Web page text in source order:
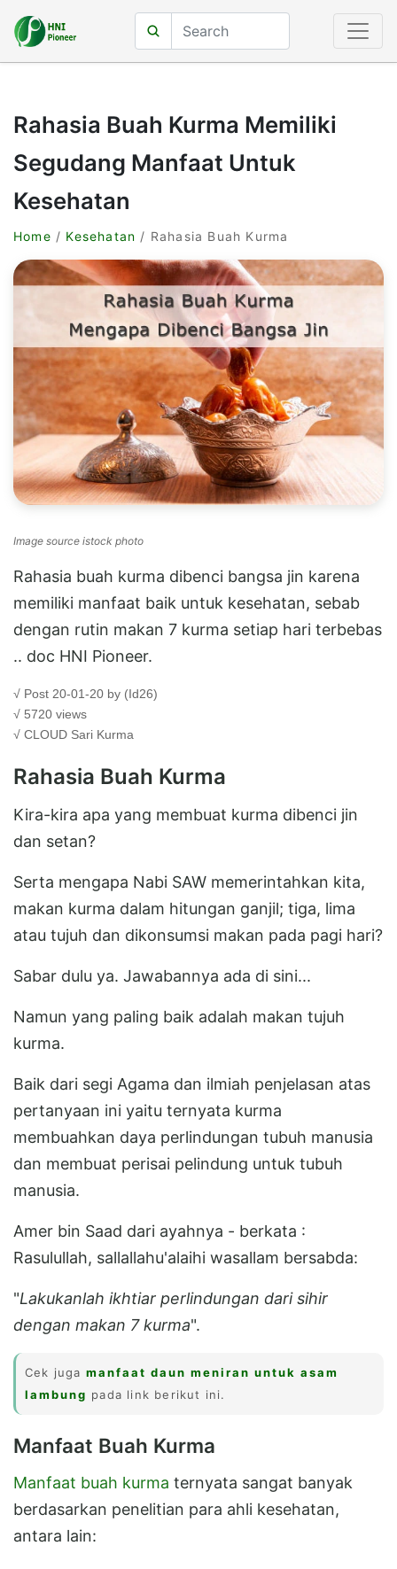
Rahasia Buah Kurma Memiliki
Segudang Manfaat Untuk
Kesehatan
Home / Kesehatan / Rahasia Buah Kurma
Image source istock photo
Rahasia buah kurma dibenci bangsa jin karena
memiliki manfaat baik untuk kesehatan, sebab
dengan rutin makan 7 kurma setiap hari terbebas
.. doc HNI Pioneer.
√ Post 20-01-20 by (Id26)
√ 5720 views
√ CLOUD Sari Kurma
Rahasia Buah Kurma
Kira-kira apa yang membuat kurma dibenci jin
dan setan?
Serta mengapa Nabi SAW memerintahkan kita,
makan kurma dalam hitungan ganjil; tiga, lima
atau tujuh dan dikonsumsi makan pada pagi hari?
Sabar dulu ya. Jawabannya ada di sini...
Namun yang paling baik adalah makan tujuh
kurma.
Baik dari segi Agama dan ilmiah penjelasan atas
pertanyaan ini yaitu ternyata kurma
membuahkan daya perlindungan tubuh manusia
dan membuat perisai pelindung untuk tubuh
manusia.
Amer bin Saad dari ayahnya - berkata :
Rasulullah, sallallahu'alaihi wasallam bersabda:
"Lakukanlah ikhtiar perlindungan dari sihir
dengan makan 7 kurma".
Cek juga manfaat daun meniran untuk asam
lambung pada link berikut ini.
Manfaat Buah Kurma
Manfaat buah kurma ternyata sangat banyak
berdasarkan penelitian para ahli kesehatan,
antara lain: